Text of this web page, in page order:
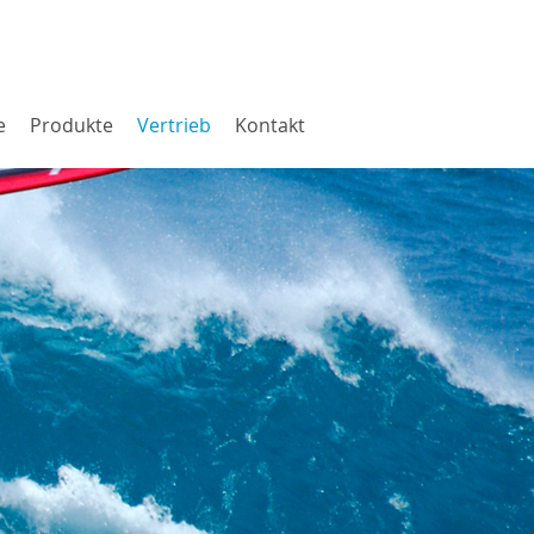
Produkte Vertrieb Kontakt